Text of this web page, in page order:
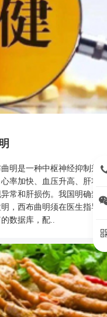
明是一种中枢神经抑制剂
率加快、血压升高、肝功
常和肝损伤。我国明确禁
，西布曲明须在医生指导
数据库，配..